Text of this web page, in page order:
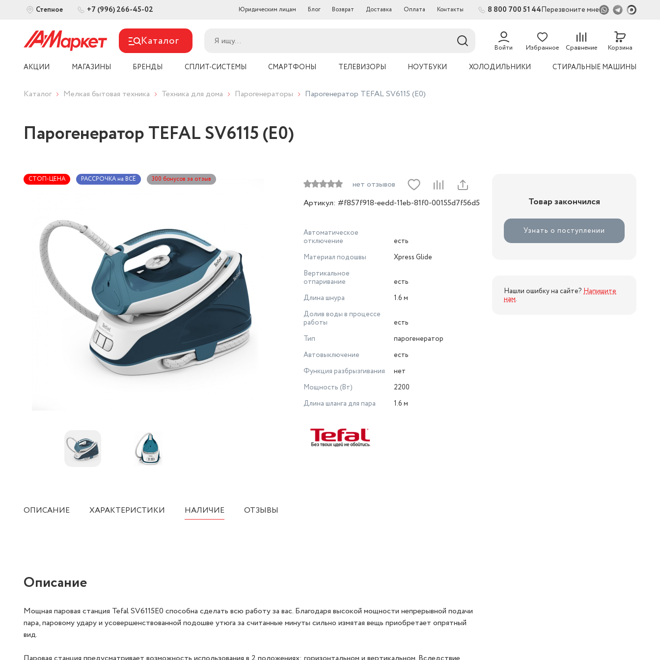
Степное +7 (996) 266-45-02 Юридическим лицам Блог Возврат Доставка Оплата Контакты 8 800 700 51 44Перезвоните мне
Каталог Войти Избранное Сравнение
54
Корзина
АКЦИИ МАГАЗИНЫ БРЕНДЫ СПЛИТ-СИСТЕМЫ СМАРТФОНЫ ТЕЛЕВИЗОРЫ НОУТБУКИ ХОЛОДИЛЬНИКИ СТИРАЛЬНЫЕ МАШИНЫ
Каталог Мелкая бытовая техника Техника для дома Парогенераторы Парогенератор TEFAL SV6115 (E0)
Парогенератор TEFAL SV6115 (E0)
СТОП-ЦЕНА РАССРОЧКА на ВСЁ 300 бонусов за отзыв
нет отзывов
Артикул: #f857f918-eedd-11eb-81f0-00155d7f56d5
Автоматическое
отключение
есть
Материал подошвы
Xpress Glide
Вертикальное
отпаривание
есть
Длина шнура
1.6 м
Долив воды в процессе
работы
есть
Тип
парогенератор
Автовыключение
есть
Функция разбрызгивания
нет
Мощность (Вт)
2200
Длина шланга для пара
1.6 м
Товар закончился
Узнать о поступлении
Нашли ошибку на сайте? Напишите
нам.
ОПИСАНИЕ ХАРАКТЕРИСТИКИ НАЛИЧИЕ ОТЗЫВЫ
Описание
Мощная паровая станция Tefal SV6115E0 способна сделать всю работу за вас. Благодаря высокой мощности непрерывной подачи
пара, паровому удару и усовершенствованной подошве утюга за считанные минуты сильно измятая вещь приобретает опрятный
вид.